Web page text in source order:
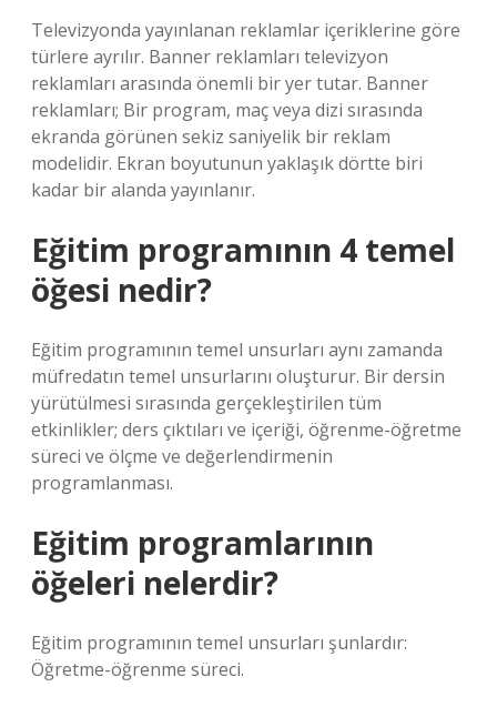
Televizyonda yayınlanan reklamlar içeriklerine göre
türlere ayrılır. Banner reklamları televizyon
reklamları arasında önemli bir yer tutar. Banner
reklamları; Bir program, maç veya dizi sırasında
ekranda görünen sekiz saniyelik bir reklam
modelidir. Ekran boyutunun yaklaşık dörtte biri
kadar bir alanda yayınlanır.
Eğitim programının 4 temel
öğesi nedir?
Eğitim programının temel unsurları aynı zamanda
müfredatın temel unsurlarını oluşturur. Bir dersin
yürütülmesi sırasında gerçekleştirilen tüm
etkinlikler; ders çıktıları ve içeriği, öğrenme-öğretme
süreci ve ölçme ve değerlendirmenin
programlanması.
Eğitim programlarının
öğeleri nelerdir?
Eğitim programının temel unsurları şunlardır:
Öğretme-öğrenme süreci.